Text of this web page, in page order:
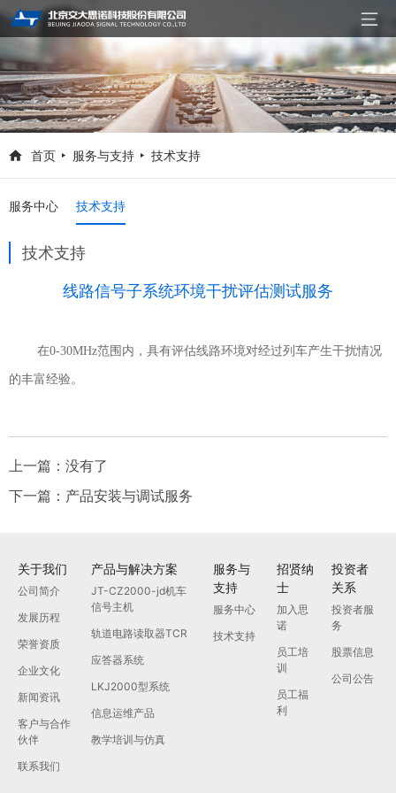
首页 服务与支持 技术支持
服务中心 技术支持
技术支持
线路信号子系统环境干扰评估测试服务
在0-30MHz范围内，具有评估线路环境对经过列车产生干扰情况
的丰富经验。
上一篇：没有了
下一篇：产品安装与调试服务
关于我们
公司简介
发展历程
荣誉资质
企业文化
新闻资讯
客户与合作
伙伴
联系我们
产品与解决方案
JT-CZ2000-jd机车
信号主机
轨道电路读取器TCR
应答器系统
LKJ2000型系统
信息运维产品
教学培训与仿真
服务与
支持
服务中心
技术支持
招贤纳
士
加入思
诺
员工培
训
员工福
利
投资者
关系
投资者服
务
股票信息
公司公告